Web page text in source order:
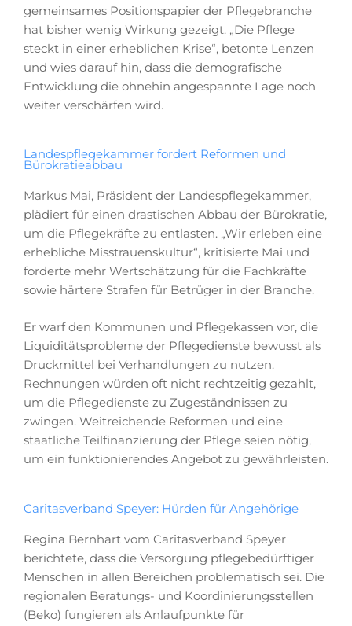
gemeinsames Positionspapier der Pflegebranche
hat bisher wenig Wirkung gezeigt. „Die Pflege
steckt in einer erheblichen Krise“, betonte Lenzen
und wies darauf hin, dass die demografische
Entwicklung die ohnehin angespannte Lage noch
weiter verschärfen wird.
Landespflegekammer fordert Reformen und
Bürokratieabbau
Markus Mai, Präsident der Landespflegekammer,
plädiert für einen drastischen Abbau der Bürokratie,
um die Pflegekräfte zu entlasten. „Wir erleben eine
erhebliche Misstrauenskultur“, kritisierte Mai und
forderte mehr Wertschätzung für die Fachkräfte
sowie härtere Strafen für Betrüger in der Branche.
Er warf den Kommunen und Pflegekassen vor, die
Liquiditätsprobleme der Pflegedienste bewusst als
Druckmittel bei Verhandlungen zu nutzen.
Rechnungen würden oft nicht rechtzeitig gezahlt,
um die Pflegedienste zu Zugeständnissen zu
zwingen. Weitreichende Reformen und eine
staatliche Teilfinanzierung der Pflege seien nötig,
um ein funktionierendes Angebot zu gewährleisten.
Caritasverband Speyer: Hürden für Angehörige
Regina Bernhart vom Caritasverband Speyer
berichtete, dass die Versorgung pflegebedürftiger
Menschen in allen Bereichen problematisch sei. Die
regionalen Beratungs- und Koordinierungsstellen
(Beko) fungieren als Anlaufpunkte für